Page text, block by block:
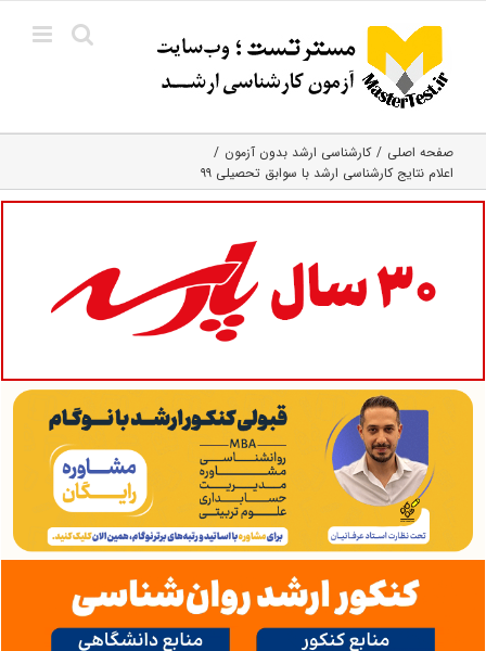
content
صفحه اصلی
کارشناسی ارشد بدون آزمون
اعلام نتایج کارشناسی ارشد با سوابق تحصیلی ۹۹